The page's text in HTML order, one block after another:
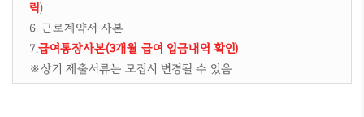
릭)
6. 근로계약서 사본
7.급여통장사본(3개월 급여 입금내역 확인)
※상기 제출서류는 모집시 변경될 수 있음